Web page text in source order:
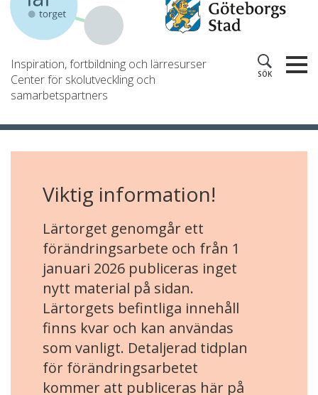
Inspiration, fortbildning och lärresurser
Center för skolutveckling och
samarbetspartners
SÖK
Viktig information!
Lärtorget genomgår ett
förändringsarbete och från 1
januari 2026 publiceras inget
nytt material på sidan.
Lärtorgets befintliga innehåll
finns kvar och kan användas
som vanligt. Detaljerad tidplan
för förändringsarbetet
kommer att publiceras här på